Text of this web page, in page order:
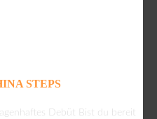
STEPS
Debüt Bist du bereit